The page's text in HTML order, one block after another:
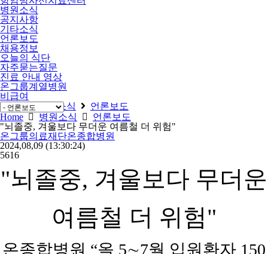
병원소식
공지사항
기타소식
언론보도
채용정보
오늘의 식단
자주묻는질문
진료 안내 영상
온그룹계열병원
비급여
Home
병원소식
언론보도
Home
병원소식
언론보도
"뇌졸중, 겨울보다 무더운 여름철 더 위험"
온그룹의료재단온종합병원
2024,08,09 (13:30:24)
5616
"뇌졸중, 겨울보다 무더운
여름철 더 위험"
온종합병원 “올 5∼7월 입원환자 150